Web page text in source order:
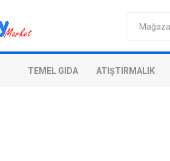
TEMEL GIDA ATIŞTIRMALIK